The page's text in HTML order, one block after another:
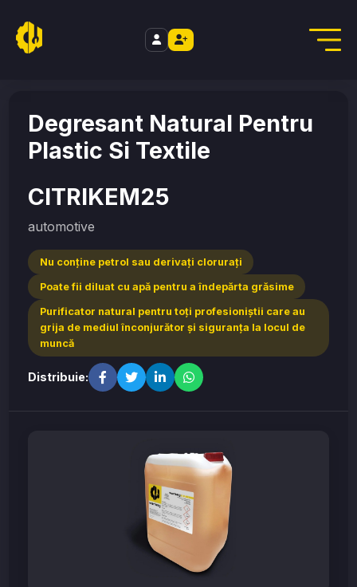
Degresant Natural Pentru
Plastic Si Textile
CITRIKEM25
automotive
Nu conţine petrol sau derivaţi cloruraţi
Poate fii diluat cu apă pentru a îndepărta grăsime
Purificator natural pentru toţi profesioniştii care au
grija de mediul înconjurător şi siguranţa la locul de
muncă
Distribuie: